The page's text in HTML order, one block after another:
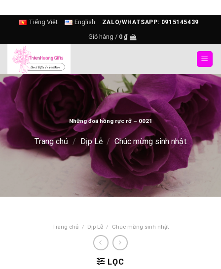
content
Tiếng Việt English ZALO/WHATSAPP: 0915145439
Giỏ hàng / 0 ₫
Những đoá hồng rực rỡ – 0021
Trang chủ / Dịp Lễ / Chúc mừng sinh nhật
Trang chủ / Dịp Lễ / Chúc mừng sinh nhật
LỌC